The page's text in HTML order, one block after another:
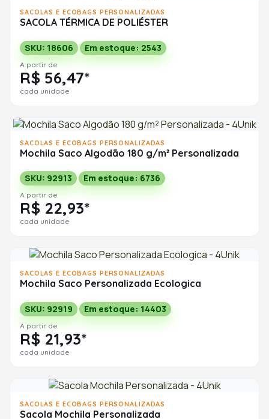
SACOLAS E ECOBAGS PERSONALIZADAS
SACOLA TÉRMICA DE POLIÉSTER
SKU: 18606 Em estoque: 2543
A partir de
R$ 56,47*
cada unidade
SACOLAS E ECOBAGS PERSONALIZADAS
Mochila Saco Algodão 180 g/m² Personalizada
SKU: 92913 Em estoque: 6736
A partir de
R$ 22,93*
cada unidade
SACOLAS E ECOBAGS PERSONALIZADAS
Mochila Saco Personalizada Ecologica
SKU: 92919 Em estoque: 14403
A partir de
R$ 21,93*
cada unidade
SACOLAS E ECOBAGS PERSONALIZADAS
Sacola Mochila Personalizada